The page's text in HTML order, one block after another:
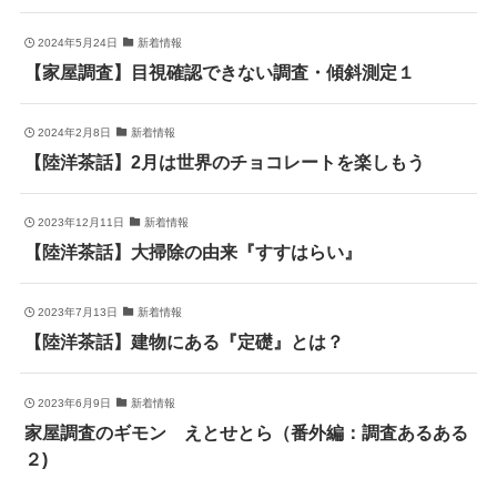
2024年5月24日 新着情報
【家屋調査】目視確認できない調査・傾斜測定１
2024年2月8日 新着情報
【陸洋茶話】2月は世界のチョコレートを楽しもう
2023年12月11日 新着情報
【陸洋茶話】大掃除の由来『すすはらい』
2023年7月13日 新着情報
【陸洋茶話】建物にある『定礎』とは？
2023年6月9日 新着情報
家屋調査のギモン えとせとら（番外編：調査あるある
２)